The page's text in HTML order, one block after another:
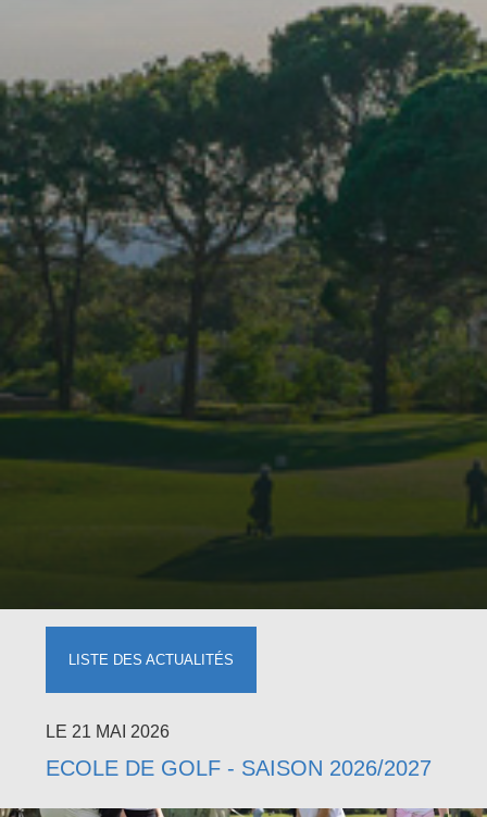
LISTE DES ACTUALITÉS
LE 21 MAI 2026
ECOLE DE GOLF - SAISON 2026/2027